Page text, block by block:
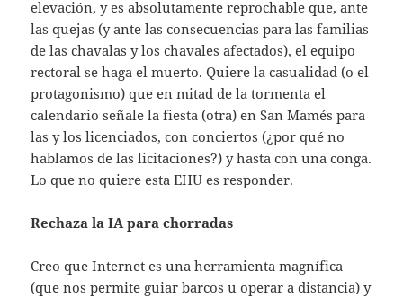
elevación, y es absolutamente reprochable que, ante
las quejas (y ante las consecuencias para las familias
de las chavalas y los chavales afectados), el equipo
rectoral se haga el muerto. Quiere la casualidad (o el
protagonismo) que en mitad de la tormenta el
calendario señale la fiesta (otra) en San Mamés para
las y los licenciados, con conciertos (¿por qué no
hablamos de las licitaciones?) y hasta con una conga.
Lo que no quiere esta EHU es responder.
Rechaza la IA para chorradas
Creo que Internet es una herramienta magnífica
(que nos permite guiar barcos u operar a distancia) y